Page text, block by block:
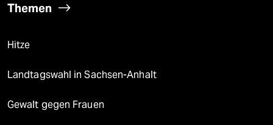
Themen
Hitze
Landtagswahl in Sachsen-Anhalt
Gewalt gegen Frauen